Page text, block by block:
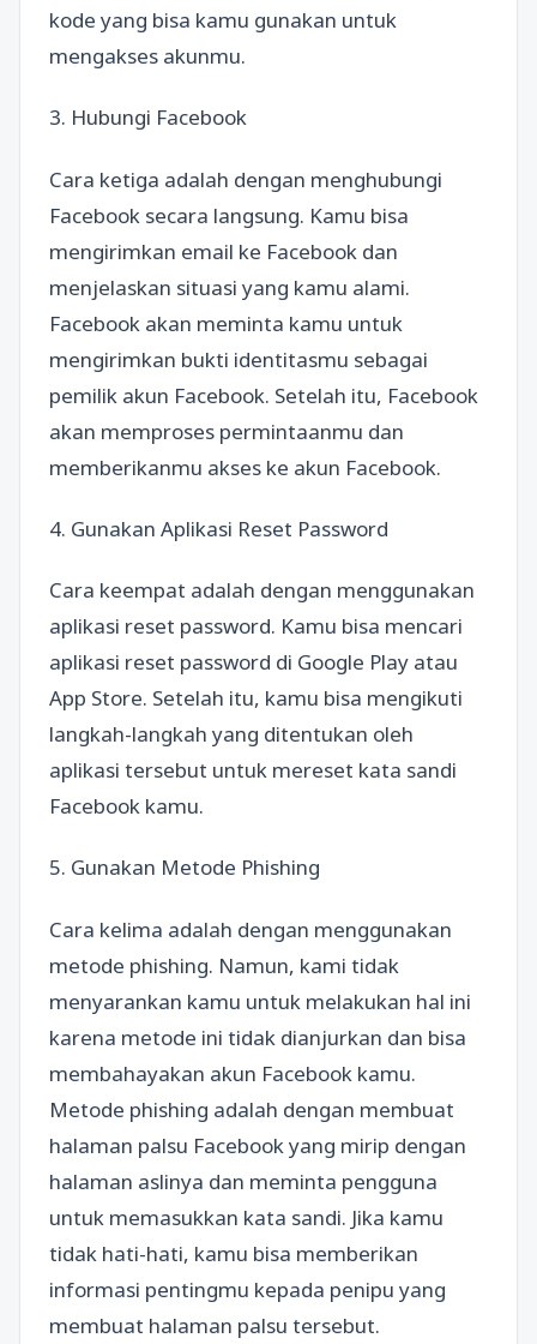
kode yang bisa kamu gunakan untuk
mengakses akunmu.
3. Hubungi Facebook
Cara ketiga adalah dengan menghubungi
Facebook secara langsung. Kamu bisa
mengirimkan email ke Facebook dan
menjelaskan situasi yang kamu alami.
Facebook akan meminta kamu untuk
mengirimkan bukti identitasmu sebagai
pemilik akun Facebook. Setelah itu, Facebook
akan memproses permintaanmu dan
memberikanmu akses ke akun Facebook.
4. Gunakan Aplikasi Reset Password
Cara keempat adalah dengan menggunakan
aplikasi reset password. Kamu bisa mencari
aplikasi reset password di Google Play atau
App Store. Setelah itu, kamu bisa mengikuti
langkah-langkah yang ditentukan oleh
aplikasi tersebut untuk mereset kata sandi
Facebook kamu.
5. Gunakan Metode Phishing
Cara kelima adalah dengan menggunakan
metode phishing. Namun, kami tidak
menyarankan kamu untuk melakukan hal ini
karena metode ini tidak dianjurkan dan bisa
membahayakan akun Facebook kamu.
Metode phishing adalah dengan membuat
halaman palsu Facebook yang mirip dengan
halaman aslinya dan meminta pengguna
untuk memasukkan kata sandi. Jika kamu
tidak hati-hati, kamu bisa memberikan
informasi pentingmu kepada penipu yang
membuat halaman palsu tersebut.